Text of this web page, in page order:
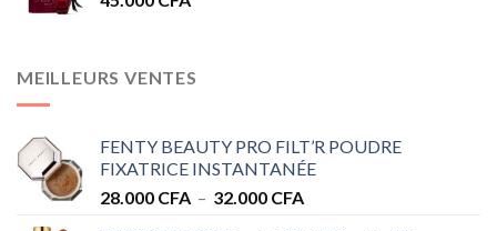
MEILLEURS VENTES
FENTY BEAUTY PRO FILT’R POUDRE
FIXATRICE INSTANTANÉE
28.000 CFA – 32.000 CFAPlage